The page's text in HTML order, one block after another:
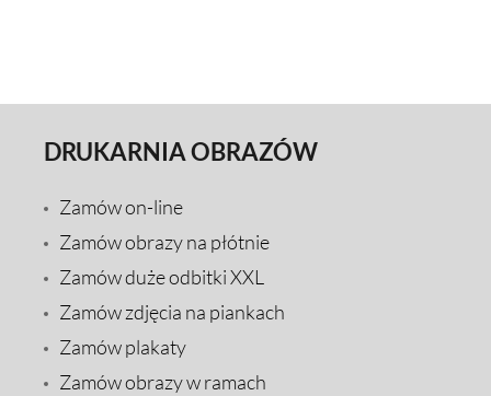
DRUKARNIA OBRAZÓW
Zamów on-line
Zamów obrazy na płótnie
Zamów duże odbitki XXL
Zamów zdjęcia na piankach
Zamów plakaty
Zamów obrazy w ramach